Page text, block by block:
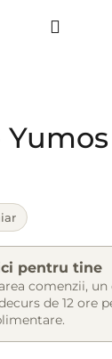
pentru tine
comenzii,
de 12 ore